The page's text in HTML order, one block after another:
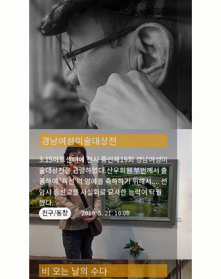
경남여성미술대상전
3.15아트센터에 전시 중인제19회 경남여성미
술대상전을 관람하였다.산우회원 부인께서 출
품하여 '특선'의 영예를 축하하기 위해서.... 선
암사 승선교를 사실화로 묘사한 능력이 탁월
했다.
친구/동창 2019. 5. 21. 10:00
비 오는 날의 수다